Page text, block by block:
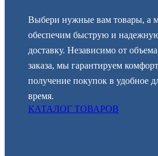
Выбери нужные вам товары, а
обеспечим быструю и
доставку. Независимо от
заказа, мы гарантируем
получение покупок в удобное
время.
КАТАЛОГ ТОВАРОВ